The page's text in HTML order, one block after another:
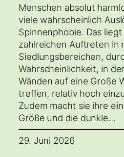
Menschen absolut
viele wahrscheinlich
Spinnenphobie. Das
zahlreichen Auftreten in
Siedlungsbereichen,
Wahrscheinlichkeit, in
Wänden auf eine Große
treffen, relativ hoch
Zudem macht sie ihre
Größe und die dunkle…
29. Juni 2026